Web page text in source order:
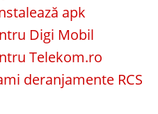
apk
Digi Mobil
Telekom.ro
deranjamente RCS